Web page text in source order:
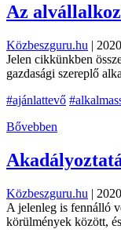
Az
Közbeszguru.hu |
Jelen cikkünkben
gazdasági szereplő
#ajánlattevő
Bővebben
Közbeszguru.hu |
A jelenleg is fennálló
körülmények között,